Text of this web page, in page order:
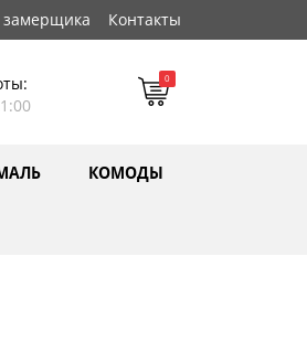
замерщика Контакты
0
КОМОДЫ